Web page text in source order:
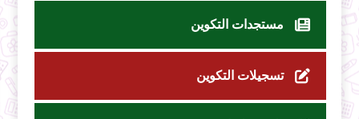
مستجدات التكوين
تسجيلات التكوين